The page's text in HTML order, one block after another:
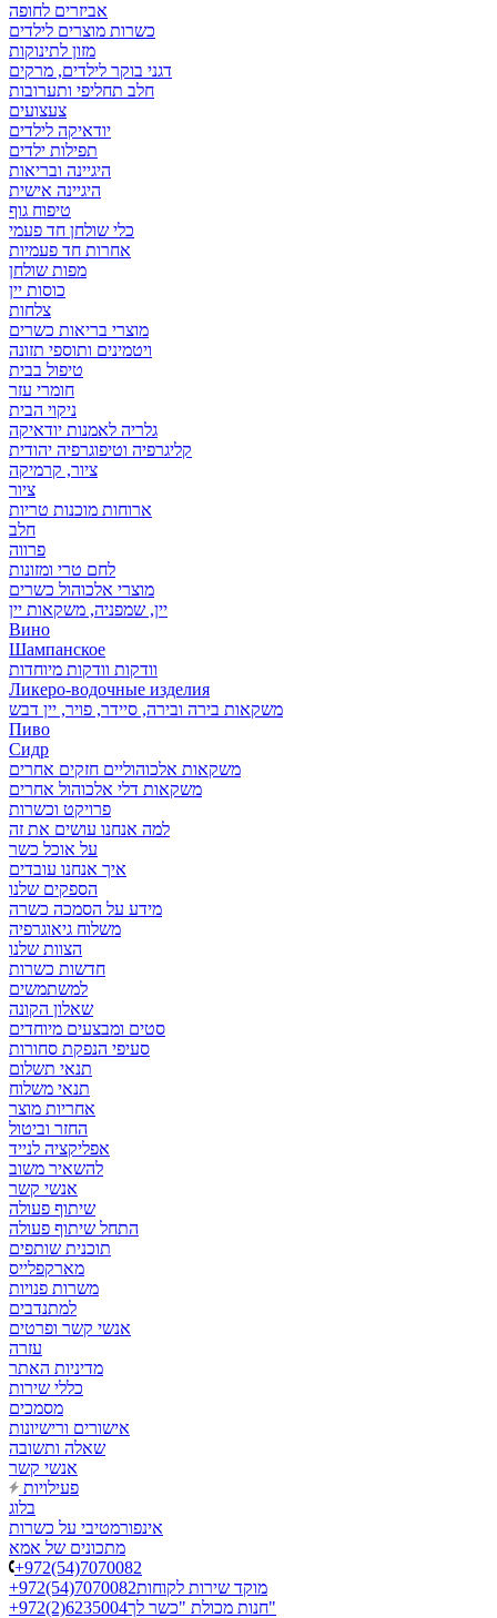
אביזרים לחופה
כשרות מוצרים לילדים
מזון לתינוקות
דגני בוקר לילדים, מרקים
חלב תחליפי ותערובות
צעצועים
יודאיקה לילדים
תפילות ילדים
היגיינה ובריאות
היגיינה אישית
טיפוח גוף
כלי שולחן חד פעמי
אחרות חד פעמיות
מפות שולחן
כוסות יין
צלחות
מוצרי בריאות כשרים
ויטמינים ותוספי תזונה
טיפול בבית
חומרי עזר
ניקוי הבית
גלריה לאמנות יודאיקה
קליגרפיה וטיפוגרפיה יהודית
ציור, קרמיקה
ציור
ארוחות מוכנות טריות
חלב
פרווה
לחם טרי ומזונות
מוצרי אלכוהול כשרים
יין, שמפניה, משקאות יין
Вино
Шампанское
וודקות וודקות מיוחדות
Ликеро-водочные изделия
משקאות בירה ובירה, סיידר, פויר, יין דבש
Пиво
Сидр
משקאות אלכוהוליים חזקים אחרים
משקאות דלי אלכוהול אחרים
פרויקט וכשרות
למה אנחנו עושים את זה
על אוכל כשר
איך אנחנו עובדים
הספקים שלנו
מידע על הסמכה כשרה
משלוח גיאוגרפיה
הצוות שלנו
חדשות כשרות
למשתמשים
שאלון הקונה
סטים ומבצעים מיוחדים
סעיפי הנפקת סחורות
תנאי תשלום
תנאי משלוח
אחריות מוצר
החזר וביטול
אפליקציה לנייד
להשאיר משוב
אנשי קשר
שיתוף פעולה
התחל שיתוף פעולה
תוכנית שותפים
מארקפלייס
משרות פנויות
למתנדבים
אנשי קשר ופרטים
עזרה
מדיניות האתר
כללי שירות
מסמכים
אישורים ורישיונות
שאלה ותשובה
אנשי קשר
פעילויות
בלוג
אינפורמטיבי על כשרות
מתכונים של אמא
+972(54)7070082
+972(54)7070082מוקד שירות לקוחות
+972(2)6235004
חנות מכולת "כשר לך"